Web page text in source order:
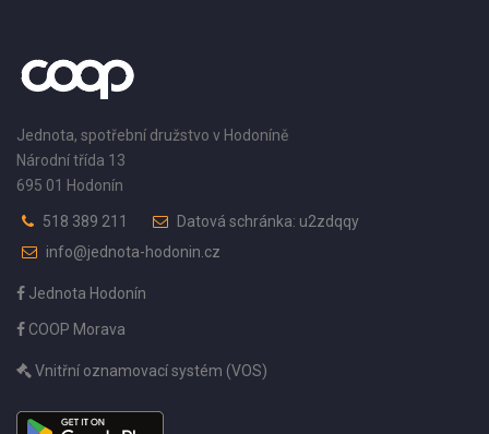
Jednota, spotřební družstvo v Hodoníně
Národní třída 13
695 01 Hodonín
518 389 211
Datová schránka: u2zdqqy
info@jednota-hodonin.cz
Jednota Hodonín
COOP Morava
Vnitřní oznamovací systém (VOS)